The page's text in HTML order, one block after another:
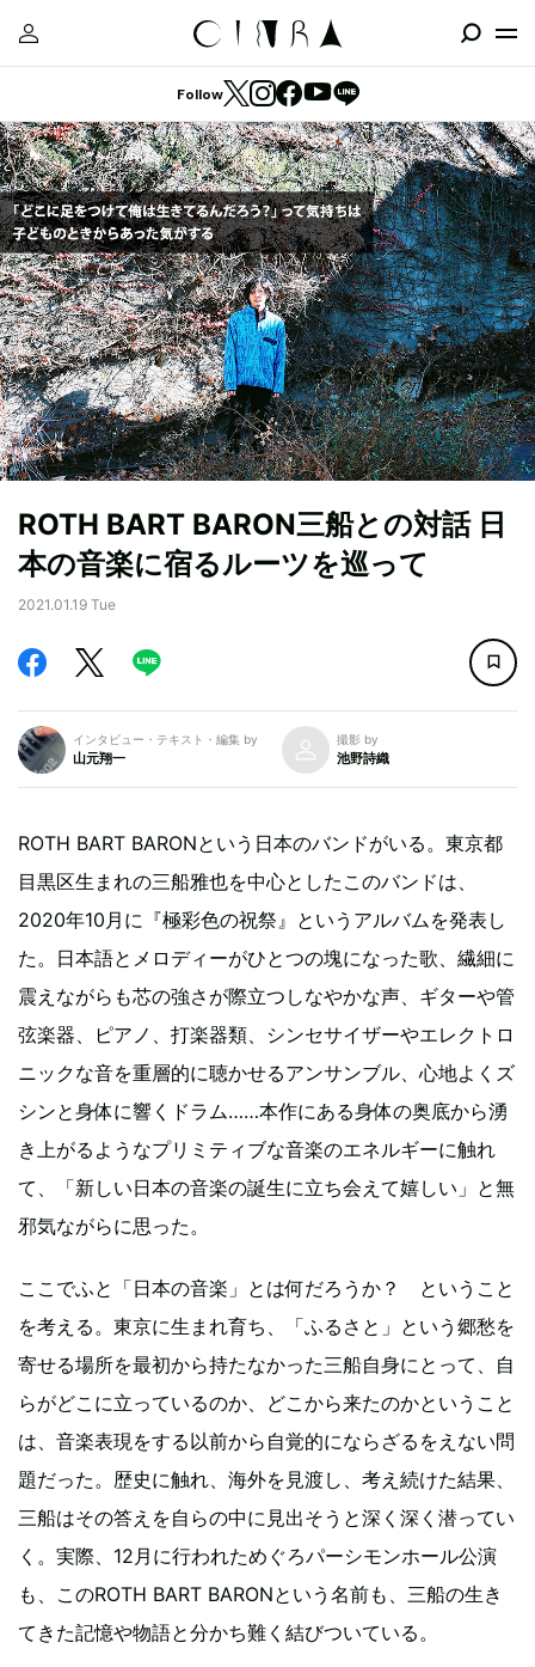
Follow
ROTH BART BARON三船との対話 日
本の音楽に宿るルーツを巡って
2021.01.19 Tue
インタビュー・テキスト・編集 by
山元翔一
撮影 by
池野詩織
ROTH BART BARONという日本のバンドがいる。東京都
目黒区生まれの三船雅也を中心としたこのバンドは、
2020年10月に『極彩色の祝祭』というアルバムを発表し
た。日本語とメロディーがひとつの塊になった歌、繊細に
震えながらも芯の強さが際立つしなやかな声、ギターや管
弦楽器、ピアノ、打楽器類、シンセサイザーやエレクトロ
ニックな音を重層的に聴かせるアンサンブル、心地よくズ
シンと身体に響くドラム……本作にある身体の奥底から湧
き上がるようなプリミティブな音楽のエネルギーに触れ
て、「新しい日本の音楽の誕生に立ち会えて嬉しい」と無
邪気ながらに思った。
ここでふと「日本の音楽」とは何だろうか？ ということ
を考える。東京に生まれ育ち、「ふるさと」という郷愁を
寄せる場所を最初から持たなかった三船自身にとって、自
らがどこに立っているのか、どこから来たのかということ
は、音楽表現をする以前から自覚的にならざるをえない問
題だった。歴史に触れ、海外を見渡し、考え続けた結果、
三船はその答えを自らの中に見出そうと深く深く潜ってい
く。実際、12月に行われためぐろパーシモンホール公演
も、このROTH BART BARONという名前も、三船の生き
てきた記憶や物語と分かち難く結びついている。